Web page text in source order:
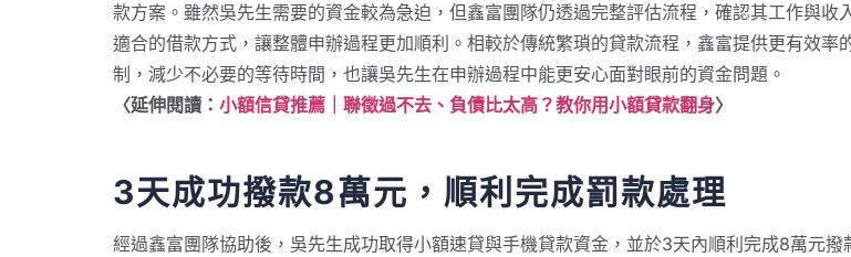
款方案。雖然吳先生需要的資金較為急迫，但鑫富團隊仍透過完整評估流程，確認其工作與收
適合的借款方式，讓整體申辦過程更加順利。相較於傳統繁瑣的貸款流程，鑫富提供更有效率
制，減少不必要的等待時間，也讓吳先生在申辦過程中能更安心面對眼前的資金問題。
〈延伸閱讀： 小額信貸推薦｜聯徵過不去、負債比太高？教你用小額貸款翻身〉
3天成功撥款8萬元，順利完成罰款處理
經過鑫富團隊協助後，吳先生成功取得小額速貸與手機貸款資金，並於3天內順利完成8萬元撥